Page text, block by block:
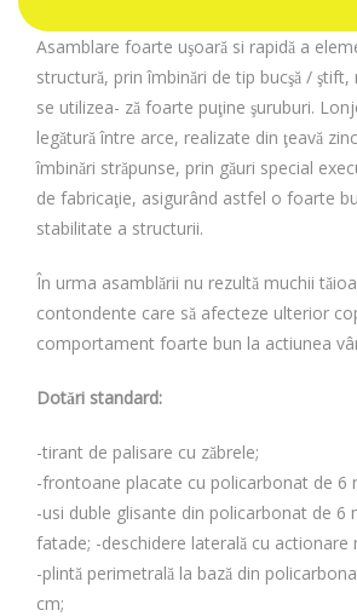
Asamblare foarte uşoară si rapidă a
structură, prin îmbinări de tip bucşă / ştift,
se utilizea- ză foarte puţine şuruburi.
legătură între arce, realizate din ţeavă
îmbinări străpunse, prin găuri special
de fabricaţie, asigurând astfel o foarte
stabilitate a structurii.
În urma asamblării nu rezultă muchii
contondente care să afecteze ulterior
comportament foarte bun la actiunea
Dotări standard:
-tirant de palisare cu zăbrele;
-frontoane placate cu policarbonat de 6
-usi duble glisante din policarbonat de 6
fatade; -deschidere laterală cu actionare
-plintă perimetrală la bază din
cm;